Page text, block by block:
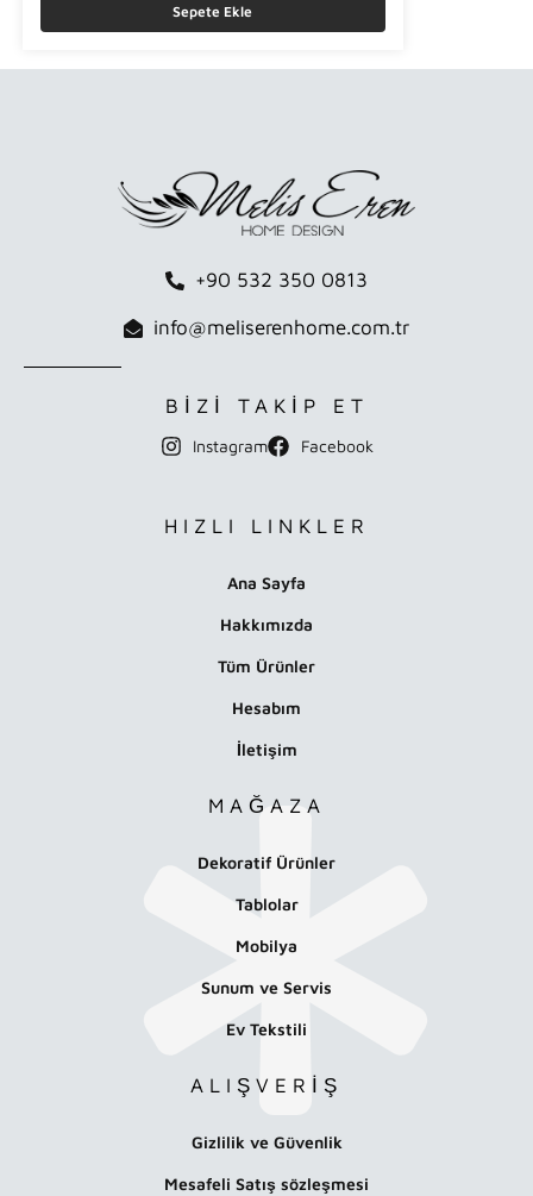
Sepete Ekle
+90 532 350 0813
info@meliserenhome.com.tr
BİZİ TAKİP ET
Instagram Facebook
HIZLI LINKLER
Ana Sayfa
Hakkımızda
Tüm Ürünler
Hesabım
İletişim
MAĞAZA
Dekoratif Ürünler
Tablolar
Mobilya
Sunum ve Servis
Ev Tekstili
ALIŞVERİŞ
Gizlilik ve Güvenlik
Mesafeli Satış sözleşmesi